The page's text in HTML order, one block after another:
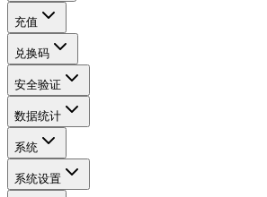
充值
兑换码
安全验证
数据统计
系统
系统设置